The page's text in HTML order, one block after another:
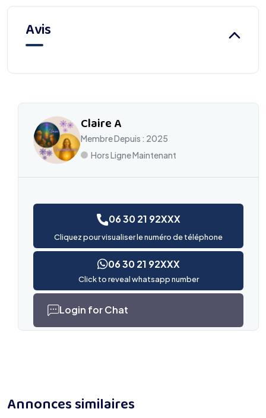
Avis
Claire A
Membre Depuis : 2025
Hors Ligne Maintenant
06 30 21 92XXX
Cliquez pour visualiser le numéro de téléphone
06 30 21 92XXX
Click to reveal whatsapp number
Login for Chat
Annonces similaires